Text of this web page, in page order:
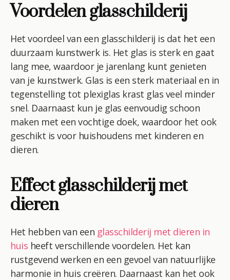
Voordelen glasschilderij
Het voordeel van een glasschilderij is dat het een
duurzaam kunstwerk is. Het glas is sterk en gaat
lang mee, waardoor je jarenlang kunt genieten
van je kunstwerk. Glas is een sterk materiaal en in
tegenstelling tot plexiglas krast glas veel minder
snel. Daarnaast kun je glas eenvoudig schoon
maken met een vochtige doek, waardoor het ook
geschikt is voor huishoudens met kinderen en
dieren.
Effect glasschilderij met
dieren
Het hebben van een glasschilderij met dieren in
huis heeft verschillende voordelen. Het kan
rustgevend werken en een gevoel van natuurlijke
harmonie in huis creëren. Daarnaast kan het ook